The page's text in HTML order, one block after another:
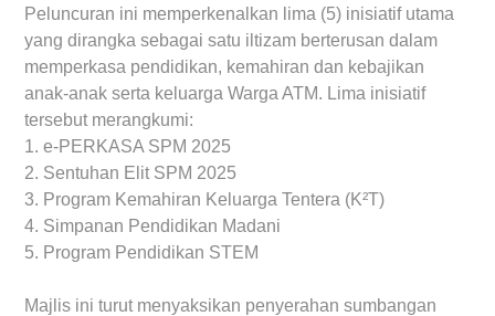
Peluncuran ini memperkenalkan lima (5) inisiatif utama
yang dirangka sebagai satu iltizam berterusan dalam
memperkasa pendidikan, kemahiran dan kebajikan
anak-anak serta keluarga Warga ATM. Lima inisiatif
tersebut merangkumi:
1. e-PERKASA SPM 2025
2. Sentuhan Elit SPM 2025
3. Program Kemahiran Keluarga Tentera (K²T)
4. Simpanan Pendidikan Madani
5. Program Pendidikan STEM
Majlis ini turut menyaksikan penyerahan sumbangan